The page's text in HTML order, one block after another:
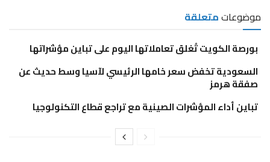
موضوعاتمتعلقة
بورصة الكويت تُغلق تعاملاتها اليوم على تباين مؤشراتها
السعودية تخفض سعر خامها الرئيسي لآسيا وسط حديث عن
صفقة هرمز
تباين أداء المؤشرات الصينية مع تراجع قطاع التكنولوجيا